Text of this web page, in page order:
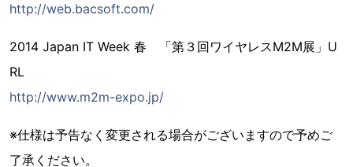
http://web.bacsoft.com/
2014 Japan IT Week 春 「第３回ワイヤレスM2M展」U
RL
http://www.m2m-expo.jp/
※仕様は予告なく変更される場合がございますので予めご
了承ください。